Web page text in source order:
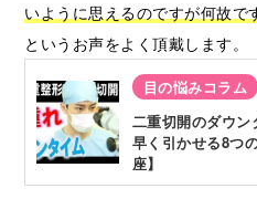
いように思えるのですが何故で
というお声をよく頂戴します。
目の悩みコラム
二重切開のダウン
早く引かせる8つ
座】